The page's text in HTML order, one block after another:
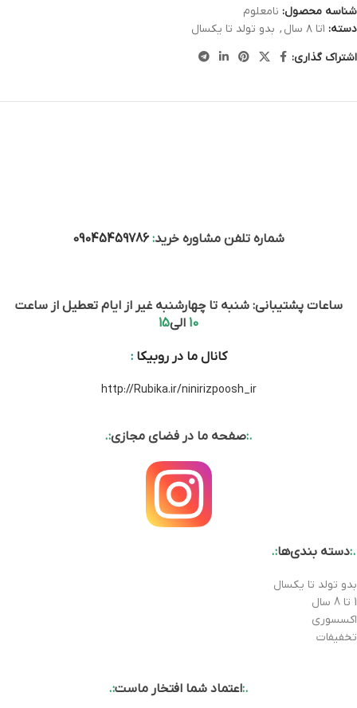
شناسه محصول: نامعلوم
دسته: ۱تا ۸ سال , بدو تولد تا یکسال
اشتراک گذاری:
شماره تلفن مشاوره خرید:
09045459786
ساعات پشتیبانی: شنبه تا چهارشنبه غیر از ایام تعطیل از ساعت
10 الی15
کانال ما در روبیکا:
http://Rubika.ir/ninirizpoosh_ir
.:صفحه ما در فضای مجازی:.
.:دسته بندی‌ها:.
بدو تولد تا یکسال
1 تا 8 سال
اکسسوری
تخفیفات
.:اعتماد شما افتخار ماست:.